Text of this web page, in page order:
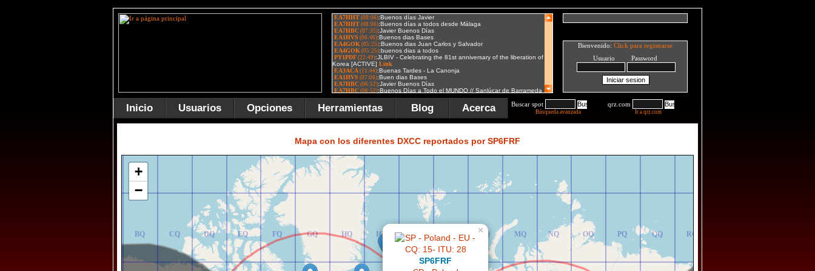
Bienvenido: Click para registrarse
Usuario Password
Inicio Usuarios Opciones Herramientas Blog Acerca Buscar spot
Búsqueda avanzada
qrz.com
Ir a qrz.com
Mapa con los diferentes DXCC reportados por SP6FRF
BQ
BR
CQ
CR
DQ
DR
EQ
ER
FQ
FR
GQ
GR
HQ
HR
IQ
IR
JQ
JR
KQ
KR
LQ
LR
MQ
MR
NQ
NR
OQ
OR
PQ
PR
QQ
QR
RQ
RR
SP6FRF
×
+
−